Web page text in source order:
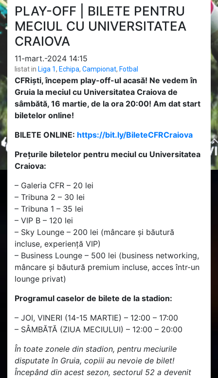
PLAY-OFF | BILETE PENTRU
MECIUL CU UNIVERSITATEA
CRAIOVA
11-mart.-2024 14:15
listat in Liga 1, Echipa, Campionat, Fotbal
CFRiști, începem play-off-ul acasă! Ne vedem în
Gruia la meciul cu Universitatea Craiova de
sâmbătă, 16 martie, de la ora 20:00! Am dat start
biletelor online!
BILETE ONLINE: https://bit.ly/BileteCFRCraiova
Prețurile biletelor pentru meciul cu Universitatea
Craiova:
– Galeria CFR – 20 lei
– Tribuna 2 – 30 lei
– Tribuna 1 – 35 lei
– VIP B – 120 lei
– Sky Lounge – 200 lei (mâncare și băutură
incluse, experiență VIP)
– Business Lounge – 500 lei (business networking,
mâncare și băutură premium incluse, acces într-un
lounge privat)
Programul caselor de bilete de la stadion:
– JOI, VINERI (14-15 MARTIE) – 12:00 – 17:00
– SÂMBĂTĂ (ZIUA MECIULUI) – 12:00 – 20:00
În toate zonele din stadion, pentru meciurile
disputate în Gruia, copiii au nevoie de bilet!
Începând din acest sezon, sectorul 52 a devenit